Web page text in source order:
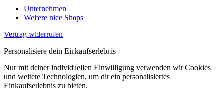
Unternehmen
Weitere nice Shops
Vertrag widerrufen
Personalisiere dein Einkaufserlebnis
Nur mit deiner individuellen Einwilligung verwenden wir Cookies
und weitere Technologien, um dir ein personalisiertes
Einkaufserlebnis zu bieten.